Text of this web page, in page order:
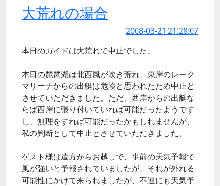
大荒れの場合
2008-03-21 21:28:07
本日のガイドは大荒れで中止でした。
本日の琵琶湖は北西風が吹き荒れ、東岸のレーク
マリーナからの出艇は危険と思われたため中止と
させていただきました。ただ、西岸からの出艇な
らば西岸に張り付いていれば可能だったようです
し、無理をすれば可能だったかもしれませんが、
私の判断として中止とさせていただきました。
ゲスト様は遠方からお越しで、事前の天気予報で
風が強いと予報されていましたが、それが外れる
可能性にかけて来られましたが、不運にも天気予